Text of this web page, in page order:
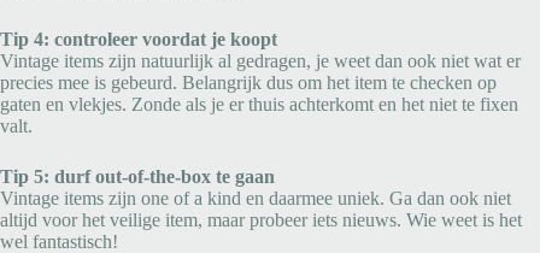
Tip 4: controleer voordat je koopt
Vintage items zijn natuurlijk al gedragen, je weet dan ook niet wat er
precies mee is gebeurd. Belangrijk dus om het item te checken op
gaten en vlekjes. Zonde als je er thuis achterkomt en het niet te fixen
valt.
Tip 5: durf out-of-the-box te gaan
Vintage items zijn one of a kind en daarmee uniek. Ga dan ook niet
altijd voor het veilige item, maar probeer iets nieuws. Wie weet is het
wel fantastisch!